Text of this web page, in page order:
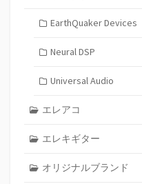
EarthQuaker Devices
Neural DSP
Universal Audio
エレアコ
エレキギター
オリジナルブランド